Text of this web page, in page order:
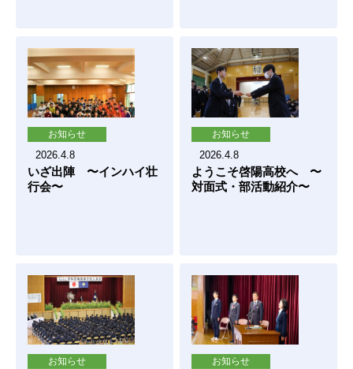
お知らせ
2026.4.8
いざ出陣 〜インハイ壮
行会〜
お知らせ
2026.4.8
ようこそ啓陽高校へ 〜
対面式・部活動紹介〜
お知らせ お知らせ